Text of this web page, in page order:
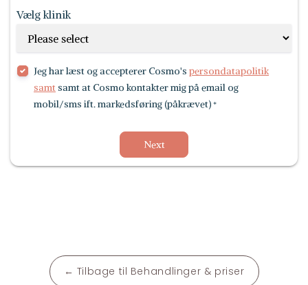
Vælg klinik
Jeg har læst og accepterer Cosmo's persondatapolitik
samtsamt at Cosmo kontakter mig på email og
mobil/sms ift. markedsføring (påkrævet) *
Next
← Tilbage til Behandlinger & priser